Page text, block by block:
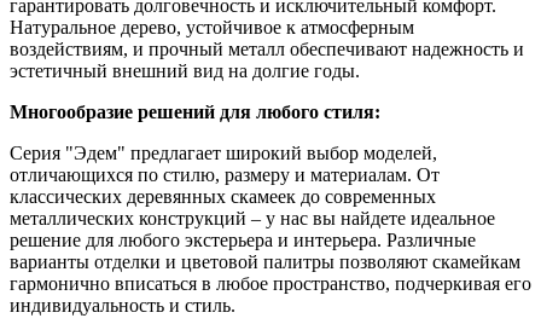
гарантировать долговечность и исключительный комфорт.
Натуральное дерево, устойчивое к атмосферным
воздействиям, и прочный металл обеспечивают надежность и
эстетичный внешний вид на долгие годы.
Многообразие решений для любого стиля:
Серия "Эдем" предлагает широкий выбор моделей,
отличающихся по стилю, размеру и материалам. От
классических деревянных скамеек до современных
металлических конструкций – у нас вы найдете идеальное
решение для любого экстерьера и интерьера. Различные
варианты отделки и цветовой палитры позволяют скамейкам
гармонично вписаться в любое пространство, подчеркивая его
индивидуальность и стиль.